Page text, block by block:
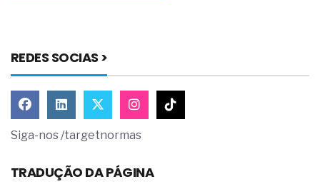
REDES SOCIAS >
Siga-nos /targetnormas
TRADUÇÃO DA PÁGINA